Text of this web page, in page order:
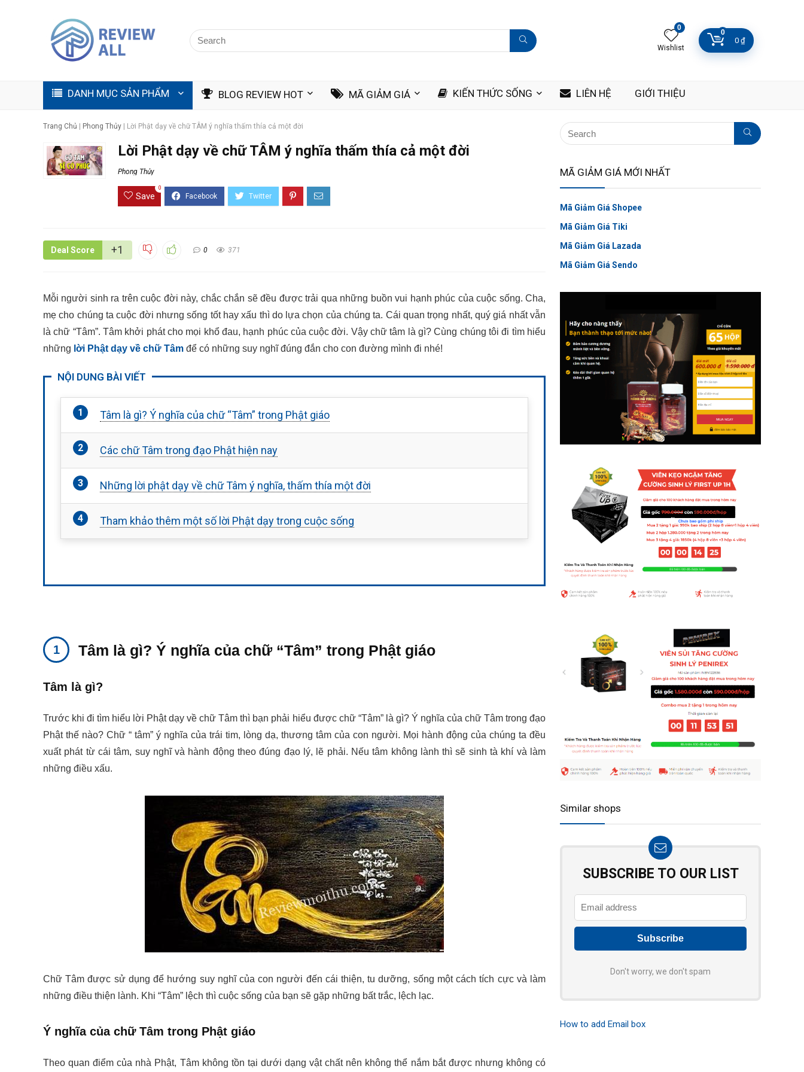
0
Wishlist
0
0 ₫
DANH MỤC SẢN PHẨM BLOG REVIEW HOT MÃ GIẢM GIÁ KIẾN THỨC SỐNG LIÊN HỆ GIỚI THIỆU
Trang Chủ Phong Thủy Lời Phật dạy về chữ TÂM ý nghĩa thấm thía cả một đời
Lời Phật dạy về chữ TÂM ý nghĩa thấm thía cả một đời
Phong Thủy
Save
0
Deal Score +1 0 371
Mỗi người sinh ra trên cuộc đời này, chắc chắn sẽ đều được trải qua những buồn vui hạnh phúc của cuộc sống. Cha,
mẹ cho chúng ta cuộc đời nhưng sống tốt hay xấu thì do lựa chọn của chúng ta. Cái quan trọng nhất, quý giá nhất vẫn
là chữ “Tâm”. Tâm khởi phát cho mọi khổ đau, hạnh phúc của cuộc đời. Vậy chữ tâm là gì? Cùng chúng tôi đi tìm hiểu
những lời Phật dạy về chữ Tâm để có những suy nghĩ đúng đắn cho con đường mình đi nhé!
NỘI DUNG BÀI VIẾT
Tâm là gì? Ý nghĩa của chữ “Tâm” trong Phật giáo
Các chữ Tâm trong đạo Phật hiện nay
Những lời phật dạy về chữ Tâm ý nghĩa, thấm thía một đời
Tham khảo thêm một số lời Phật dạy trong cuộc sống
Tâm là gì? Ý nghĩa của chữ “Tâm” trong Phật giáo
Tâm là gì?
Trước khi đi tìm hiểu lời Phật dạy về chữ Tâm thì bạn phải hiểu được chữ “Tâm” là gì? Ý nghĩa của chữ Tâm trong đạo
Phật thế nào? Chữ “ tâm” ý nghĩa của trái tim, lòng dạ, thương tâm của con người. Mọi hành động của chúng ta đều
xuất phát từ cái tâm, suy nghĩ và hành động theo đúng đạo lý, lẽ phải. Nếu tâm không lành thì sẽ sinh tà khí và làm
những điều xấu.
Chữ Tâm được sử dụng để hướng suy nghĩ của con người đến cái thiện, tu dưỡng, sống một cách tích cực và làm
những điều thiện lành. Khi “Tâm” lệch thì cuộc sống của bạn sẽ gặp những bất trắc, lệch lạc.
Ý nghĩa của chữ Tâm trong Phật giáo
Theo quan điểm của nhà Phật, Tâm không tồn tại dưới dạng vật chất nên không thể nắm bắt được nhưng không có
MÃ GIẢM GIÁ MỚI NHẤT
Mã Giảm Giá Shopee
Mã Giảm Giá Tiki
Mã Giảm Giá Lazada
Mã Giảm Giá Sendo
Similar shops
SUBSCRIBE TO OUR LIST
Don't worry, we don't spam
How to add Email box